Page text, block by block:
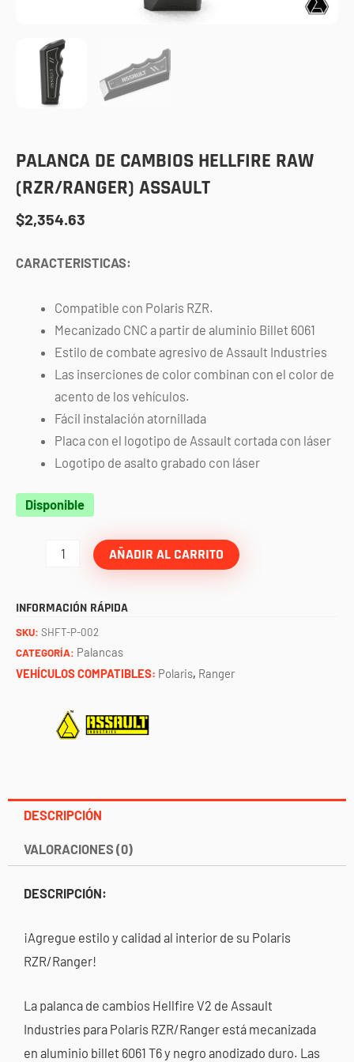
PALANCA DE CAMBIOS HELLFIRE RAW
(RZR/RANGER) ASSAULT
$2,354.63
CARACTERISTICAS:
Compatible con Polaris RZR.
Mecanizado CNC a partir de aluminio Billet 6061
Estilo de combate agresivo de Assault Industries
Las inserciones de color combinan con el color de
acento de los vehículos.
Fácil instalación atornillada
Placa con el logotipo de Assault cortada con láser
Logotipo de asalto grabado con láser
Disponible
Palanca
cambios
ASSAULT
cantidad
AÑADIR AL CARRITO
INFORMACIÓN RÁPIDA
SKU: SHFT-P-002
CATEGORÍA: Palancas
VEHÍCULOS COMPATIBLES: Polaris, Ranger
DESCRIPCIÓN
VALORACIONES (0)
DESCRIPCIÓN:
¡Agregue estilo y calidad al interior de su Polaris
RZR/Ranger!
La palanca de cambios Hellfire V2 de Assault
Industries para Polaris RZR/Ranger está mecanizada
en aluminio billet 6061 T6 y negro anodizado duro. Las